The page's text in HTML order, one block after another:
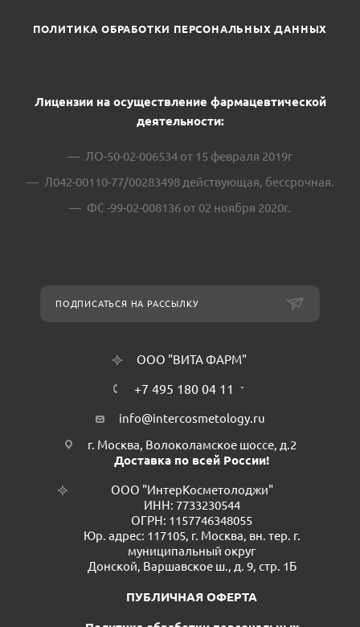
ПОЛИТИКА ОБРАБОТКИ ПЕРСОНАЛЬНЫХ ДАННЫХ
Лицензии на осуществление фармацевтической
деятельности:
ЛО-50-02-006534 от 15 февраля 2019г
Л042-00110-77/00283498 действующая, бессрочная.
ФС -99-02-008136 от 02 ноября 2020г.
ПОДПИСАТЬСЯ НА РАССЫЛКУ
ООО "ВИТА ФАРМ"
+7 495 180 04 11
info@intercosmetology.ru
г. Москва, Волоколамское шоссе, д.2
Доставка по всей России!
ООО "ИнтерКосметолоджи"
ИНН: 7733230544
ОГРН: 1157746348055
Юр. адрес: 117105, г. Москва, вн. тер. г.
муниципальный округ
Донской, Варшавское ш., д. 9, стр. 1Б
ПУБЛИЧНАЯ ОФЕРТА